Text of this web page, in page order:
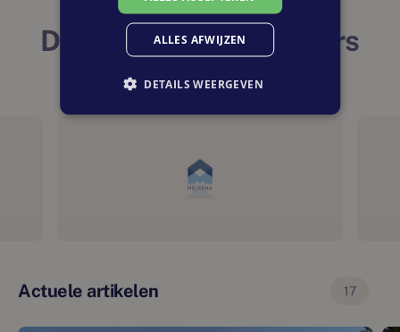
De projectontwikkelaars
in regio Friesland
Actuele artikelen 17
ALLES AFWIJZEN
DETAILS WEERGEVEN